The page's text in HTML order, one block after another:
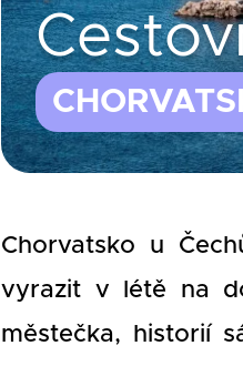
Chorvatsko u
vyrazit v létě na
městečka, historií